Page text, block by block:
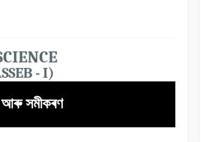
- I)
আৰু সমীকৰণ